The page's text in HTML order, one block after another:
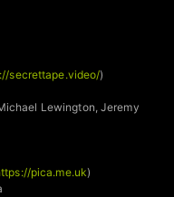
secrettape.video/)
Lewington, Jeremy
pica.me.uk)